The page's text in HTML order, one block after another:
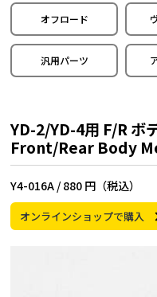
オフロード
汎用パーツ
YD-2/YD-4用 F/R ボ
Front/Rear Body
Y4-016A / 880 円（税込）
オンラインショップで購入